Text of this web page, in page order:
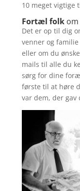
10 meget vigtige
Fortæl folkom
Det er op til dig
venner og
eller om du
mails til alle du
sørg for dine
første til at høre
var dem, der gav